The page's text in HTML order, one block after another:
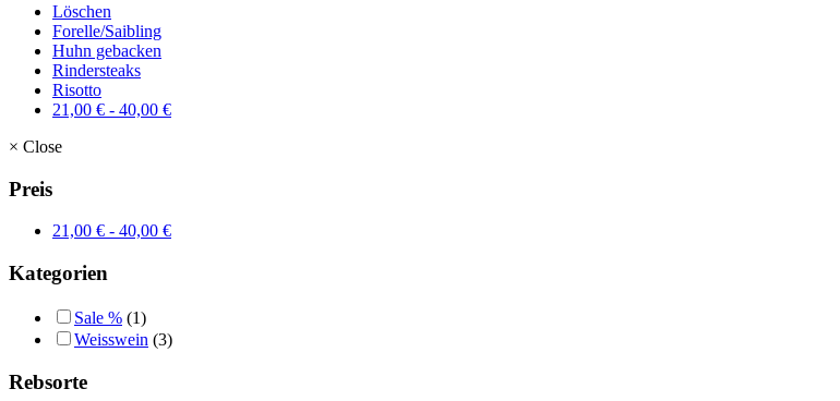
Löschen
Forelle/Saibling
Huhn gebacken
Rindersteaks
Risotto
21,00 € - 40,00 €
× Close
Preis
21,00 € - 40,00 €
Kategorien
Sale % (1)
Weisswein (3)
Rebsorte